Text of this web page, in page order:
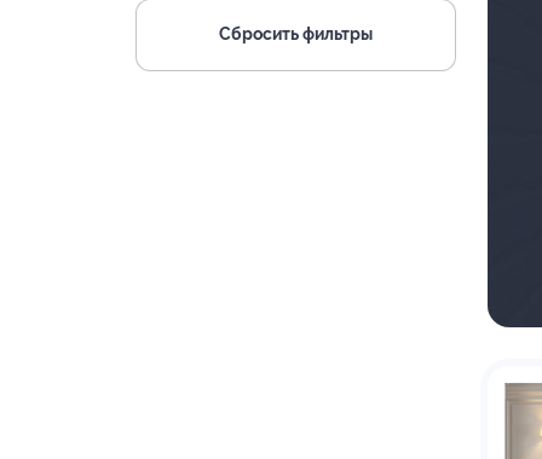
Сбросить фильтры